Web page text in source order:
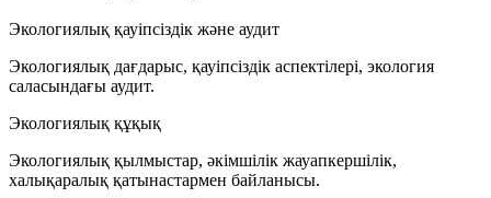
Экологиялық қауіпсіздік және аудит
Экологиялық дағдарыс, қауіпсіздік аспектілері, экология
саласындағы аудит.
Экологиялық құқық
Экологиялық қылмыстар, әкімшілік жауапкершілік,
халықаралық қатынастармен байланысы.